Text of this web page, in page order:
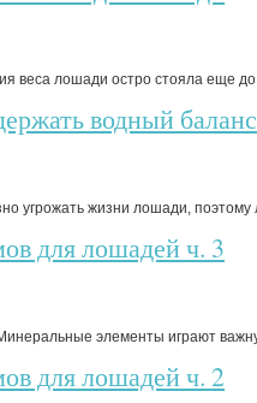
веса лошади остро стояла еще
водный
угрожать жизни лошади,
для лошадей ч. 3
элементы играют
для лошадей ч. 2